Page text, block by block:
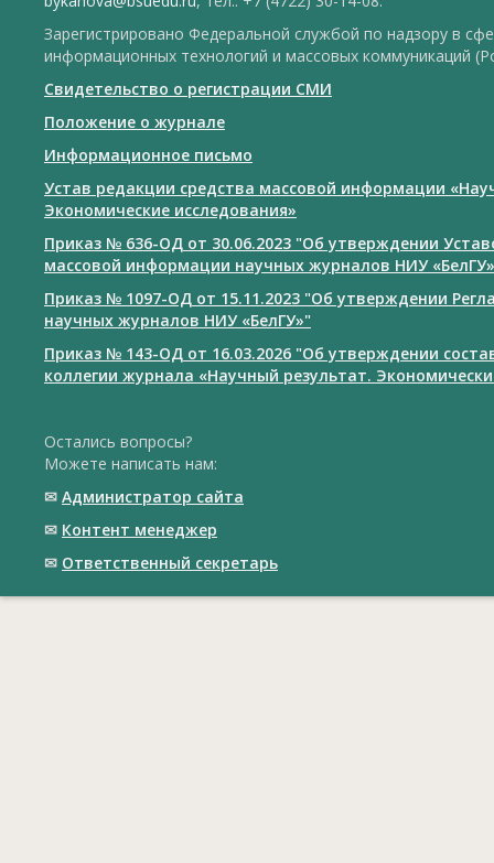
Зарегистрировано Федеральной службой по надзору в
информационных технологий и массовых коммуникаций
Свидетельство о регистрации СМИ
Положение о журнале
Информационное письмо
Устав редакции средства массовой информации
Экономические исследования»
Приказ № 636-ОД от 30.06.2023 "Об утверждении
массовой информации научных журналов НИУ «БелГУ»
Приказ № 1097-ОД от 15.11.2023 "Об утверждении
научных журналов НИУ «БелГУ»"
Приказ № 143-ОД от 16.03.2026 "Об утверждении
коллегии журнала «Научный результат.
Остались вопросы?
Можете написать нам:
✉ Администратор сайта
✉ Контент менеджер
✉ Ответственный cекретарь